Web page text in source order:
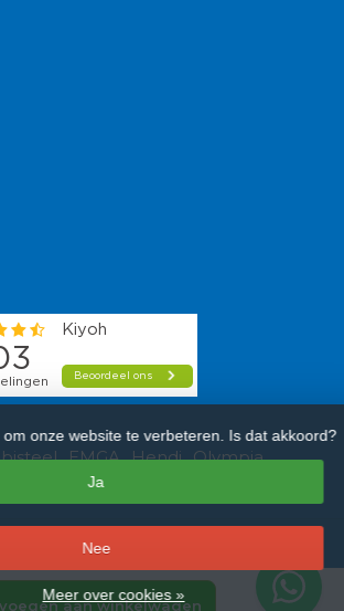
aan winkelwagen
EMGA Hendi Olympia
Vogue
beoordelingen.
onze website te verbeteren. Is dat akkoord?
Ja
Nee
Meer over cookies »